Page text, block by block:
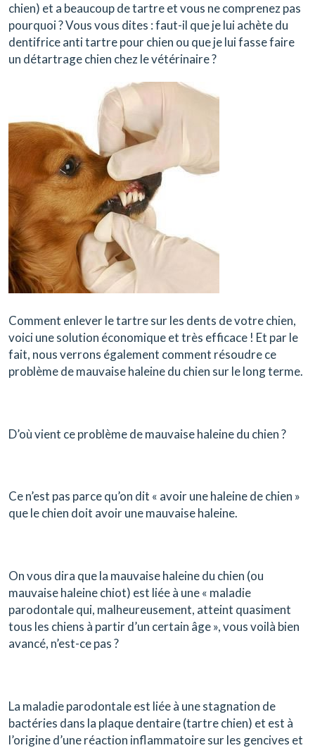
chien) et a beaucoup de tartre et vous ne comprenez pas
pourquoi ? Vous vous dites : faut-il que je lui achète du
dentifrice anti tartre pour chien ou que je lui fasse faire
un détartrage chien chez le vétérinaire ?
Comment enlever le tartre sur les dents de votre chien,
voici une solution économique et très efficace ! Et par le
fait, nous verrons également comment résoudre ce
problème de mauvaise haleine du chien sur le long terme.
D’où vient ce problème de mauvaise haleine du chien ?
Ce n’est pas parce qu’on dit « avoir une haleine de chien »
que le chien doit avoir une mauvaise haleine.
On vous dira que la mauvaise haleine du chien (ou
mauvaise haleine chiot) est liée à une « maladie
parodontale qui, malheureusement, atteint quasiment
tous les chiens à partir d’un certain âge », vous voilà bien
avancé, n’est-ce pas ?
La maladie parodontale est liée à une stagnation de
bactéries dans la plaque dentaire (tartre chien) et est à
l’origine d’une réaction inflammatoire sur les gencives et